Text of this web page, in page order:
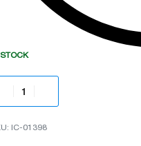
IC-01398